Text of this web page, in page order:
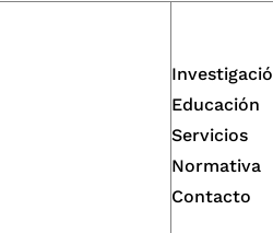
Educación
Servicios
Normativa
Contacto